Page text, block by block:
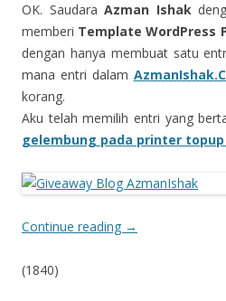
OK. SaudaraAzman Ishak
memberi Template WordPress
dengan hanya membuat satu
mana entri dalam
korang.
Aku telah memilih entri yang
gelembung pada printer topup
Continue reading →
(1840)